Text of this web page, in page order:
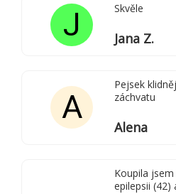
J Skvěle
Jana Z.
A
Pejsek
záchvatu
Alena
Koupila
epilepsii (42)